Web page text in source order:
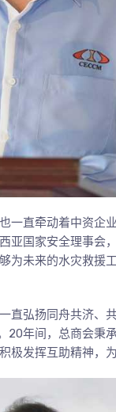
直牵动着中资企
国家安全理事会
为未来的水灾救援
直弘扬同舟共济、
年间，总商会秉
发挥互助精神，